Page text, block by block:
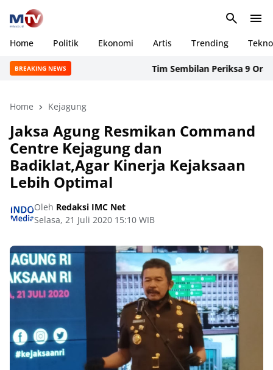
Home Politik Ekonomi Artis Trending Tekno
BREAKING NEWS Tim Sembilan Periksa 9 Orang
Home Kejagung
Jaksa Agung Resmikan Command
Centre Kejagung dan
Badiklat,Agar Kinerja Kejaksaan
Lebih Optimal
Oleh Redaksi IMC Net
Selasa, 21 Juli 2020 15:10 WIB